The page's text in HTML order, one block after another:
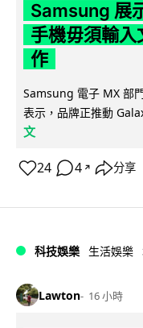
Samsung 展
手機毋須輸入
作
Samsung 電子 MX 部
表示，品牌正推動
文
24 4 ↗ 分享
科技娛樂 生活娛樂
Lawton 16 小時